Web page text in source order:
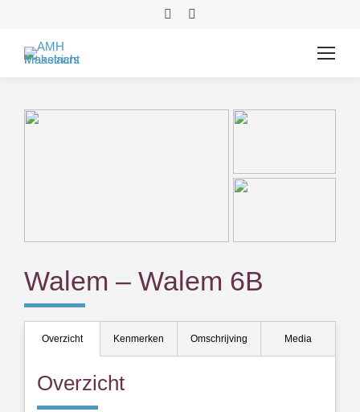
Facebook
Walem – Walem 6B
Overzicht Kenmerken Omschrijving Media
Overzicht